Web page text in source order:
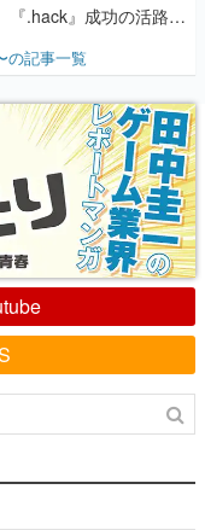
『.hack』成功の活路を
だった【若ゲのいた
の記事一覧